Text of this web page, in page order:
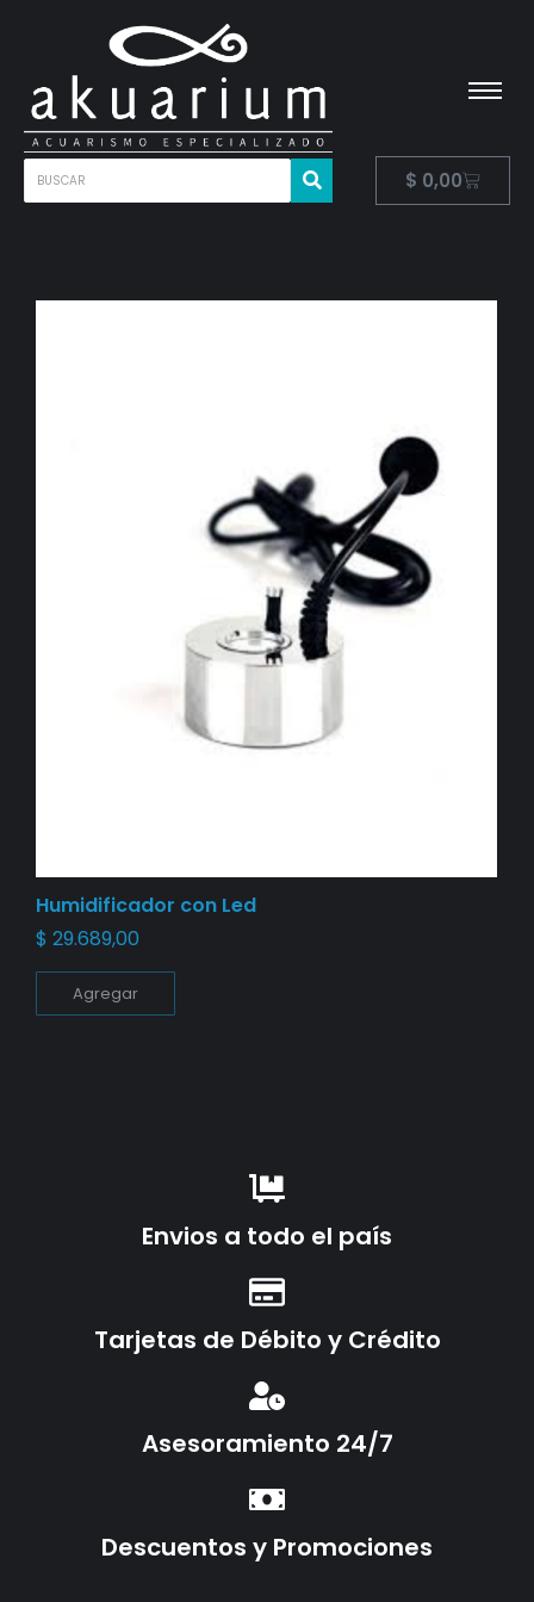
$ 0,00
Humidificador con Led
$ 29.689,00
Agregar
Envios a todo el país
Tarjetas de Débito y Crédito
Asesoramiento 24/7
Descuentos y Promociones